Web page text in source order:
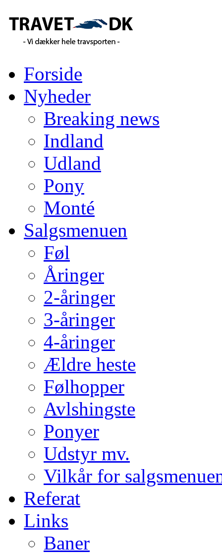
Forside
Nyheder
Breaking news
Indland
Udland
Pony
Monté
Salgsmenuen
Føl
Åringer
2-åringer
3-åringer
4-åringer
Ældre heste
Følhopper
Avlshingste
Ponyer
Udstyr mv.
Vilkår for
Referat
Links
Baner